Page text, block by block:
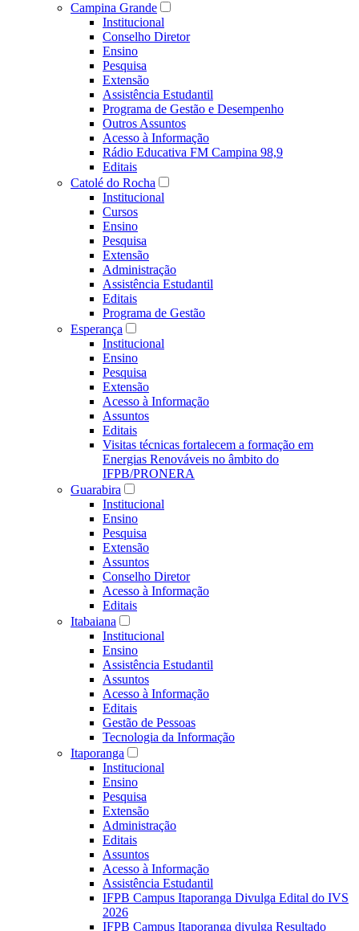
Campina Grande
Institucional
Conselho Diretor
Ensino
Pesquisa
Extensão
Assistência Estudantil
Programa de Gestão e Desempenho
Outros Assuntos
Acesso à Informação
Rádio Educativa FM Campina 98,9
Editais
Catolé do Rocha
Institucional
Cursos
Ensino
Pesquisa
Extensão
Administração
Assistência Estudantil
Editais
Programa de Gestão
Esperança
Institucional
Ensino
Pesquisa
Extensão
Acesso à Informação
Assuntos
Editais
Visitas técnicas fortalecem a formação em
Energias Renováveis no âmbito do
IFPB/PRONERA
Guarabira
Institucional
Ensino
Pesquisa
Extensão
Assuntos
Conselho Diretor
Acesso à Informação
Editais
Itabaiana
Institucional
Ensino
Assistência Estudantil
Assuntos
Acesso à Informação
Editais
Gestão de Pessoas
Tecnologia da Informação
Itaporanga
Institucional
Ensino
Pesquisa
Extensão
Administração
Editais
Assuntos
Acesso à Informação
Assistência Estudantil
IFPB Campus Itaporanga Divulga Edital do IVS
2026
IFPB Campus Itaporanga divulga Resultado